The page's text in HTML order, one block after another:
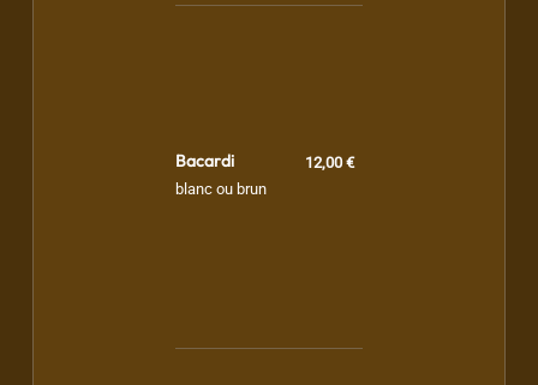
Bacardi
blanc ou brun
12,00 €